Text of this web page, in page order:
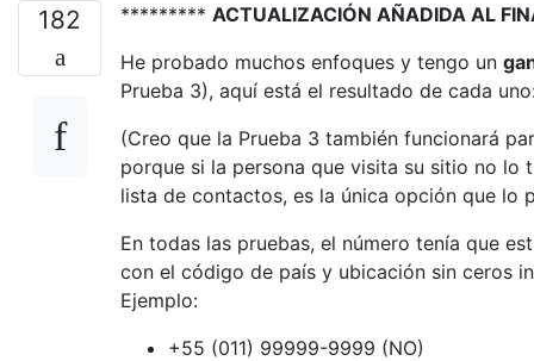
182 ********* ACTUALIZACIÓN AÑADIDA AL
He probado muchos enfoques y tengo un
Prueba 3), aquí está el resultado de cada
(Creo que la Prueba 3 también funcionará
porque si la persona que visita su sitio no lo
lista de contactos, es la única opción que lo
En todas las pruebas, el número tenía que
con el código de país y ubicación sin ceros
Ejemplo:
+55 (011) 99999-9999 (NO)